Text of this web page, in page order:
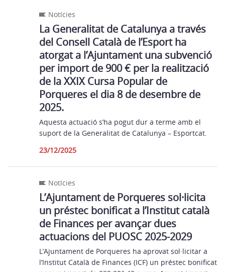
Notícies
La Generalitat de Catalunya a través
del Consell Català de l’Esport ha
atorgat a l’Ajuntament una subvenció
per import de 900 € per la realització
de la XXIX Cursa Popular de
Porqueres el dia 8 de desembre de
2025.
Aquesta actuació s’ha pogut dur a terme amb el
suport de la Generalitat de Catalunya – Esportcat.
23/12/2025
Notícies
L’Ajuntament de Porqueres sol·licita
un préstec bonificat a l’Institut català
de Finances per avançar dues
actuacions del PUOSC 2025-2029
L’Ajuntament de Porqueres ha aprovat sol·licitar a
l’Institut Català de Finances (ICF) un préstec bonificat